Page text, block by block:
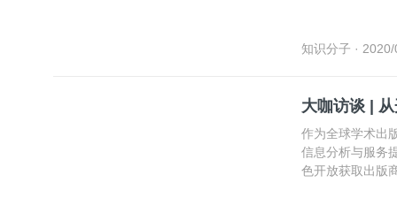
知识分子 ·
大咖访谈 |
作为全球学术出
信息分析与服务
色开放获取出版